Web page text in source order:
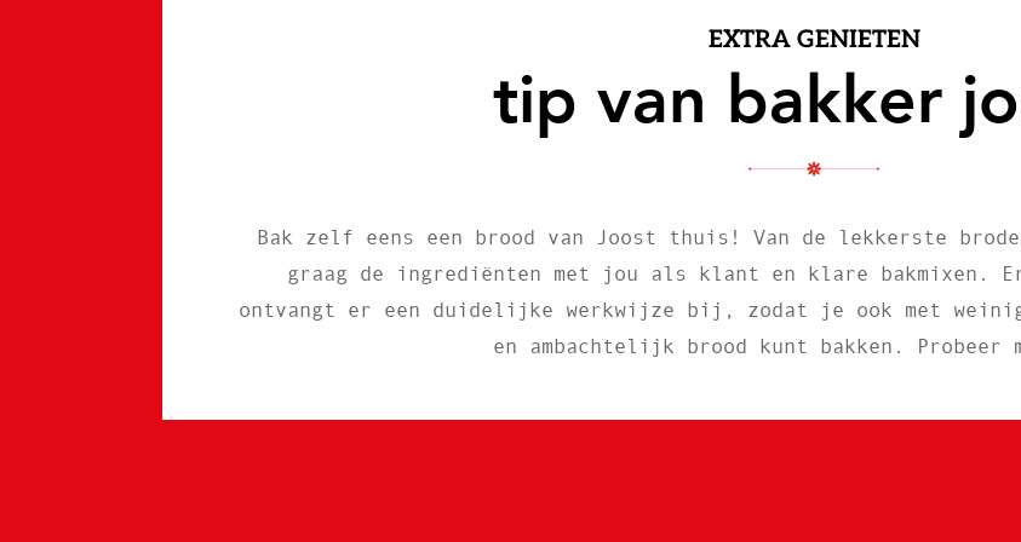
EXTRA GENIETEN
tip van bakker
Bak zelf eens een brood van Joost thuis! Van de lekkerste
graag de ingrediënten met jou als klant en klare bakmixen.
ontvangt er een duidelijke werkwijze bij, zodat je ook met
en ambachtelijk brood kunt bakken. Probeer